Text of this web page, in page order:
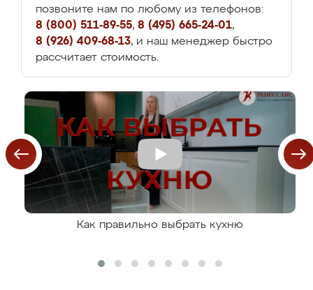
позвоните нам по любому из телефонов:
8 (800) 511-89-55, 8 (495) 665-24-01,
8 (926) 409-68-13, и наш менеджер быстро
рассчитает стоимость.
Как правильно выбрать кухню